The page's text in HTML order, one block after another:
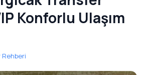
Konforlu Ulaşım